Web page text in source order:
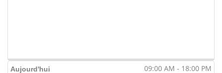
Aujourd'hui 09:00 AM - 18:00 PM